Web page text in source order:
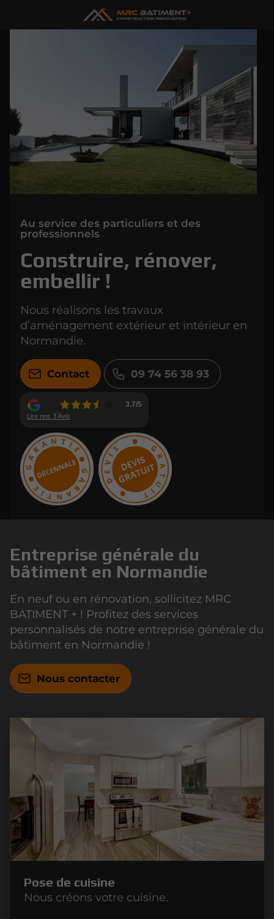
Au service des particuliers et des
professionnels
Construire, rénover,
embellir !
Nous réalisons les travaux
d’aménagement extérieur et intérieur en
Normandie.
Contact 09 74 56 38 93
Entreprise générale du
bâtiment en Normandie
En neuf ou en rénovation, sollicitez MRC
BATIMENT + ! Profitez des services
personnalisés de notre entreprise générale du
bâtiment en Normandie !
Nous contacter
Pose de cuisine
Nous créons votre cuisine.